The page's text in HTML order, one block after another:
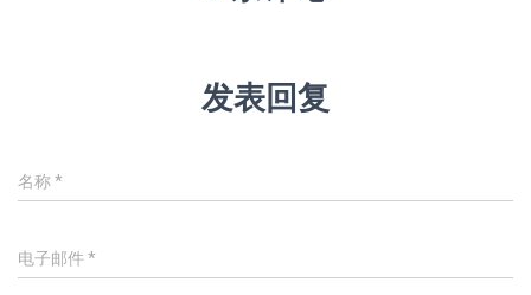
发表回复
名称*
电子邮件 *